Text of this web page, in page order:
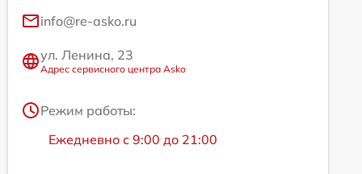
info@re-asko.ru
ул. Ленина, 23
Адрес сервисного центра Asko
Режим работы:
Ежедневно с 9:00 до 21:00